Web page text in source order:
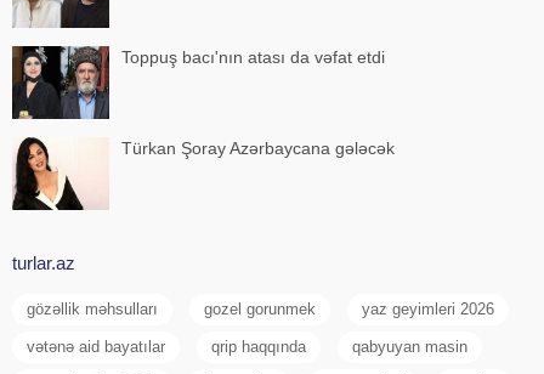
Toppuş bacı'nın atası da vəfat etdi
Türkan Şoray Azərbaycana gələcək
turlar.az
gözəllik məhsulları gozel gorunmek yaz geyimleri 2026
vətənə aid bayatılar qrip haqqında qabyuyan masin